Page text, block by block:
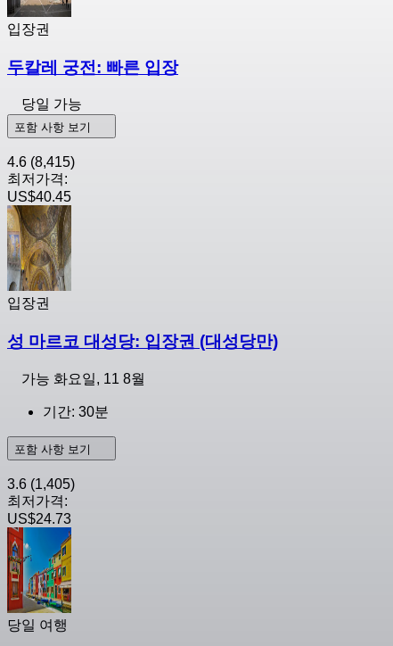
입장권
두칼레 궁전: 빠른 입장
당일 가능
포함 사항 보기
4.6 (8,415)
최저가격:
US$40.45
입장권
성 마르코 대성당: 입장권 (대성당만)
가능 화요일, 11 8월
기간: 30분
포함 사항 보기
3.6 (1,405)
최저가격:
US$24.73
당일 여행